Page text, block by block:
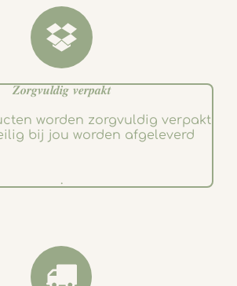
𝒁𝒐𝒓𝒈𝒗𝒖𝒍𝒅𝒊𝒈 𝒗𝒆𝒓𝒑𝒂𝒌𝒕
worden zorgvuldig verpakt
bij jou worden afgeleverd
.